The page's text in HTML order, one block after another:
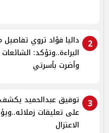
2
داليا فؤاد تروي تفاصيل
البراءة..وتؤكد:
وأضرت بأسرتي
3
توفيق عبدالحميد
على تعليقات
الاعتزال